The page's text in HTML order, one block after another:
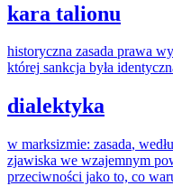
kara talionu
historyczna zasada prawa
której sankcja była
dialektyka
w marksizmie: zasada,
zjawiska we wzajemnym
przeciwności jako to, co